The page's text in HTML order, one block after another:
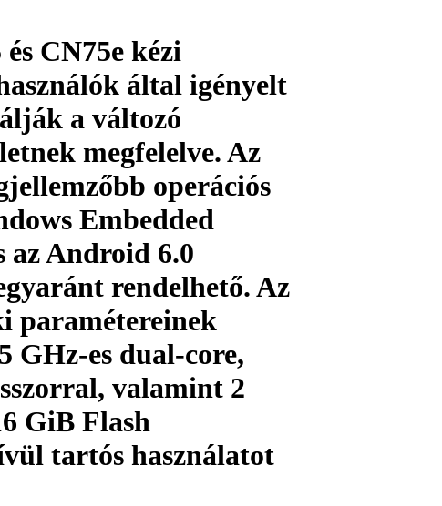
CN75e kézi
által igényelt
a változó
megfelelve. Az
operációs
Embedded
az Android 6.0
rendelhető. Az
paramétereinek
GHz-es dual-core,
valamint 2
GiB Flash
tartós használatot